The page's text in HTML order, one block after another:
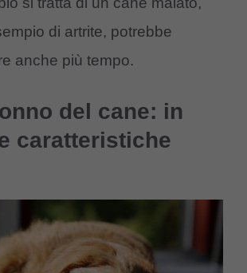
di artrite, potrebbe
anche più tempo.
del cane: in
caratteristiche